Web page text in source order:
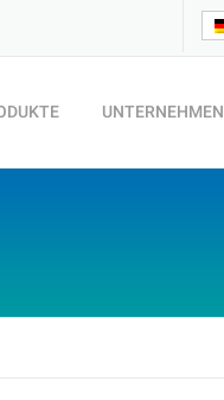
UNTERNEHMEN